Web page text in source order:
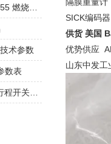
SICK编码
供货 美国
优势供应
山东中发工
术参数
数表